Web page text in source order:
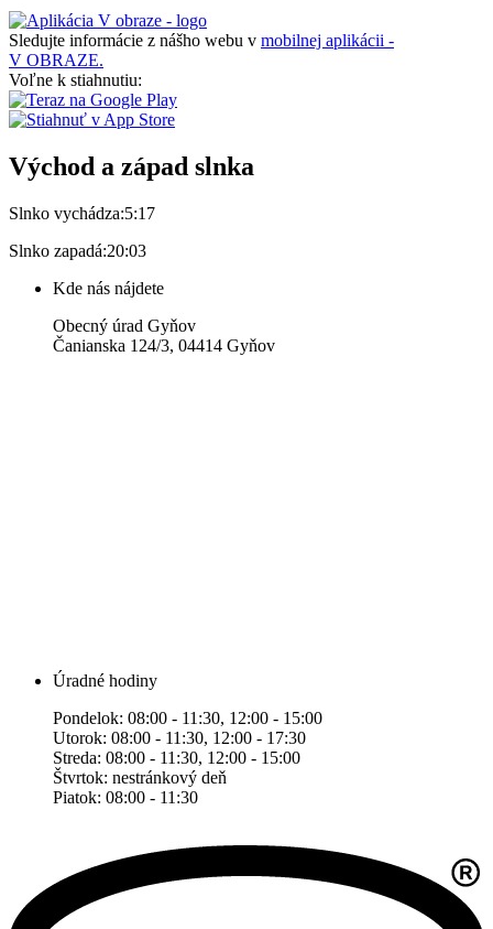
Sledujte informácie z nášho webu v mobilnej aplikácii -
V OBRAZE.
Voľne k stiahnutiu:
Východ a západ slnka
Slnko vychádza:5:17
Slnko zapadá:20:03
Kde nás nájdete
Obecný úrad Gyňov
Čanianska 124/3, 04414 Gyňov
Úradné hodiny
Pondelok: 08:00 - 11:30, 12:00 - 15:00
Utorok: 08:00 - 11:30, 12:00 - 17:30
Streda: 08:00 - 11:30, 12:00 - 15:00
Štvrtok: nestránkový deň
Piatok: 08:00 - 11:30